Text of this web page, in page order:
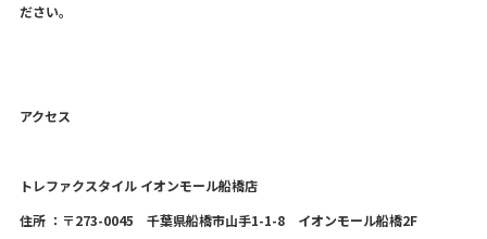
ださい。
アクセス
トレファクスタイル イオンモール船橋店
住所 ：〒273-0045 千葉県船橋市山手1-1-8 イオンモール船橋2F